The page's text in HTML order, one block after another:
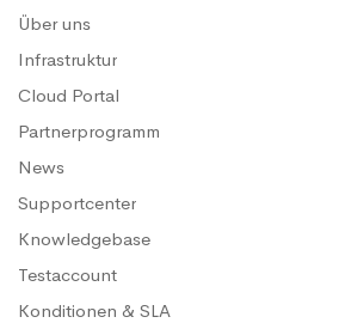
Über uns
Infrastruktur
Cloud Portal
Partnerprogramm
News
Supportcenter
Knowledgebase
Testaccount
Konditionen & SLA